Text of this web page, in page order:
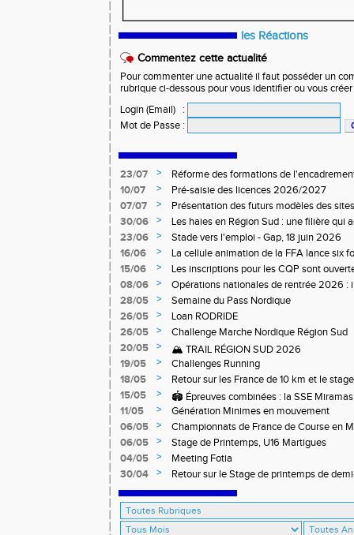
les Réactions
Commentez cette actualité
Pour commenter une actualité il faut posséder un
rubrique ci-dessous pour vous identifier ou vous
Login (Email)
:
Mot de Passe :
23/07 >
Réforme des formations de
10/07
>
Pré-saisie des licences 2026/2027
07/07
>
Présentation des futurs modèles des
30/06
>
Les haies en Région Sud : une filière qui
23/06
>
Stade vers l'emploi - Gap, 18 juin 2026
16/06
>
La cellule animation de la FFA lance six
Niveau 1 et 3 pour ACR Niveau 2)
15/06 >
Les inscriptions pour les CQP sont
Qualification Professionnelle)
08/06 >
Opérations nationales de rentrée 2026 :
28/05
>
Semaine du Pass Nordique
26/05
>
Loan RODRIDE
26/05
>
Challenge Marche Nordique Région Sud
20/05
>
🏔️ TRAIL RÉGION SUD 2026
19/05
>
Challenges Running
18/05
>
Retour sur les France de 10 km et le
off-road à Briançon
15/05 >
🏟️ Épreuves combinées : la SSE
11/05
>
Génération Minimes en mouvement
06/05
>
Championnats de France de Course en
06/05
>
Stage de Printemps, U16 Martigues
04/05
>
Meeting Fotia
30/04
> R‌etour sur le Stage de printemps de